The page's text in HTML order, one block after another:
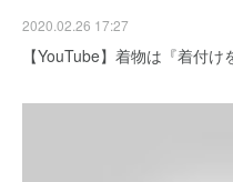
2020.02.26 17:27
【YouTube】着物は『着付